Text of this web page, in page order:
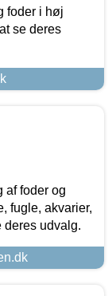
foder i høj
se deres
af foder og
fugle, akvarier,
deres udvalg.